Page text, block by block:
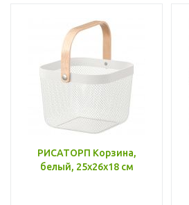
РИСАТОРП Корзина,
белый, 25x26x18 см